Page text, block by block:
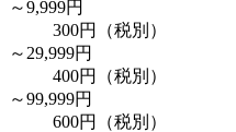
～9,999円
300円
（税別）
～29,999円
400円
（税別）
～99,999円
600円
（税別）